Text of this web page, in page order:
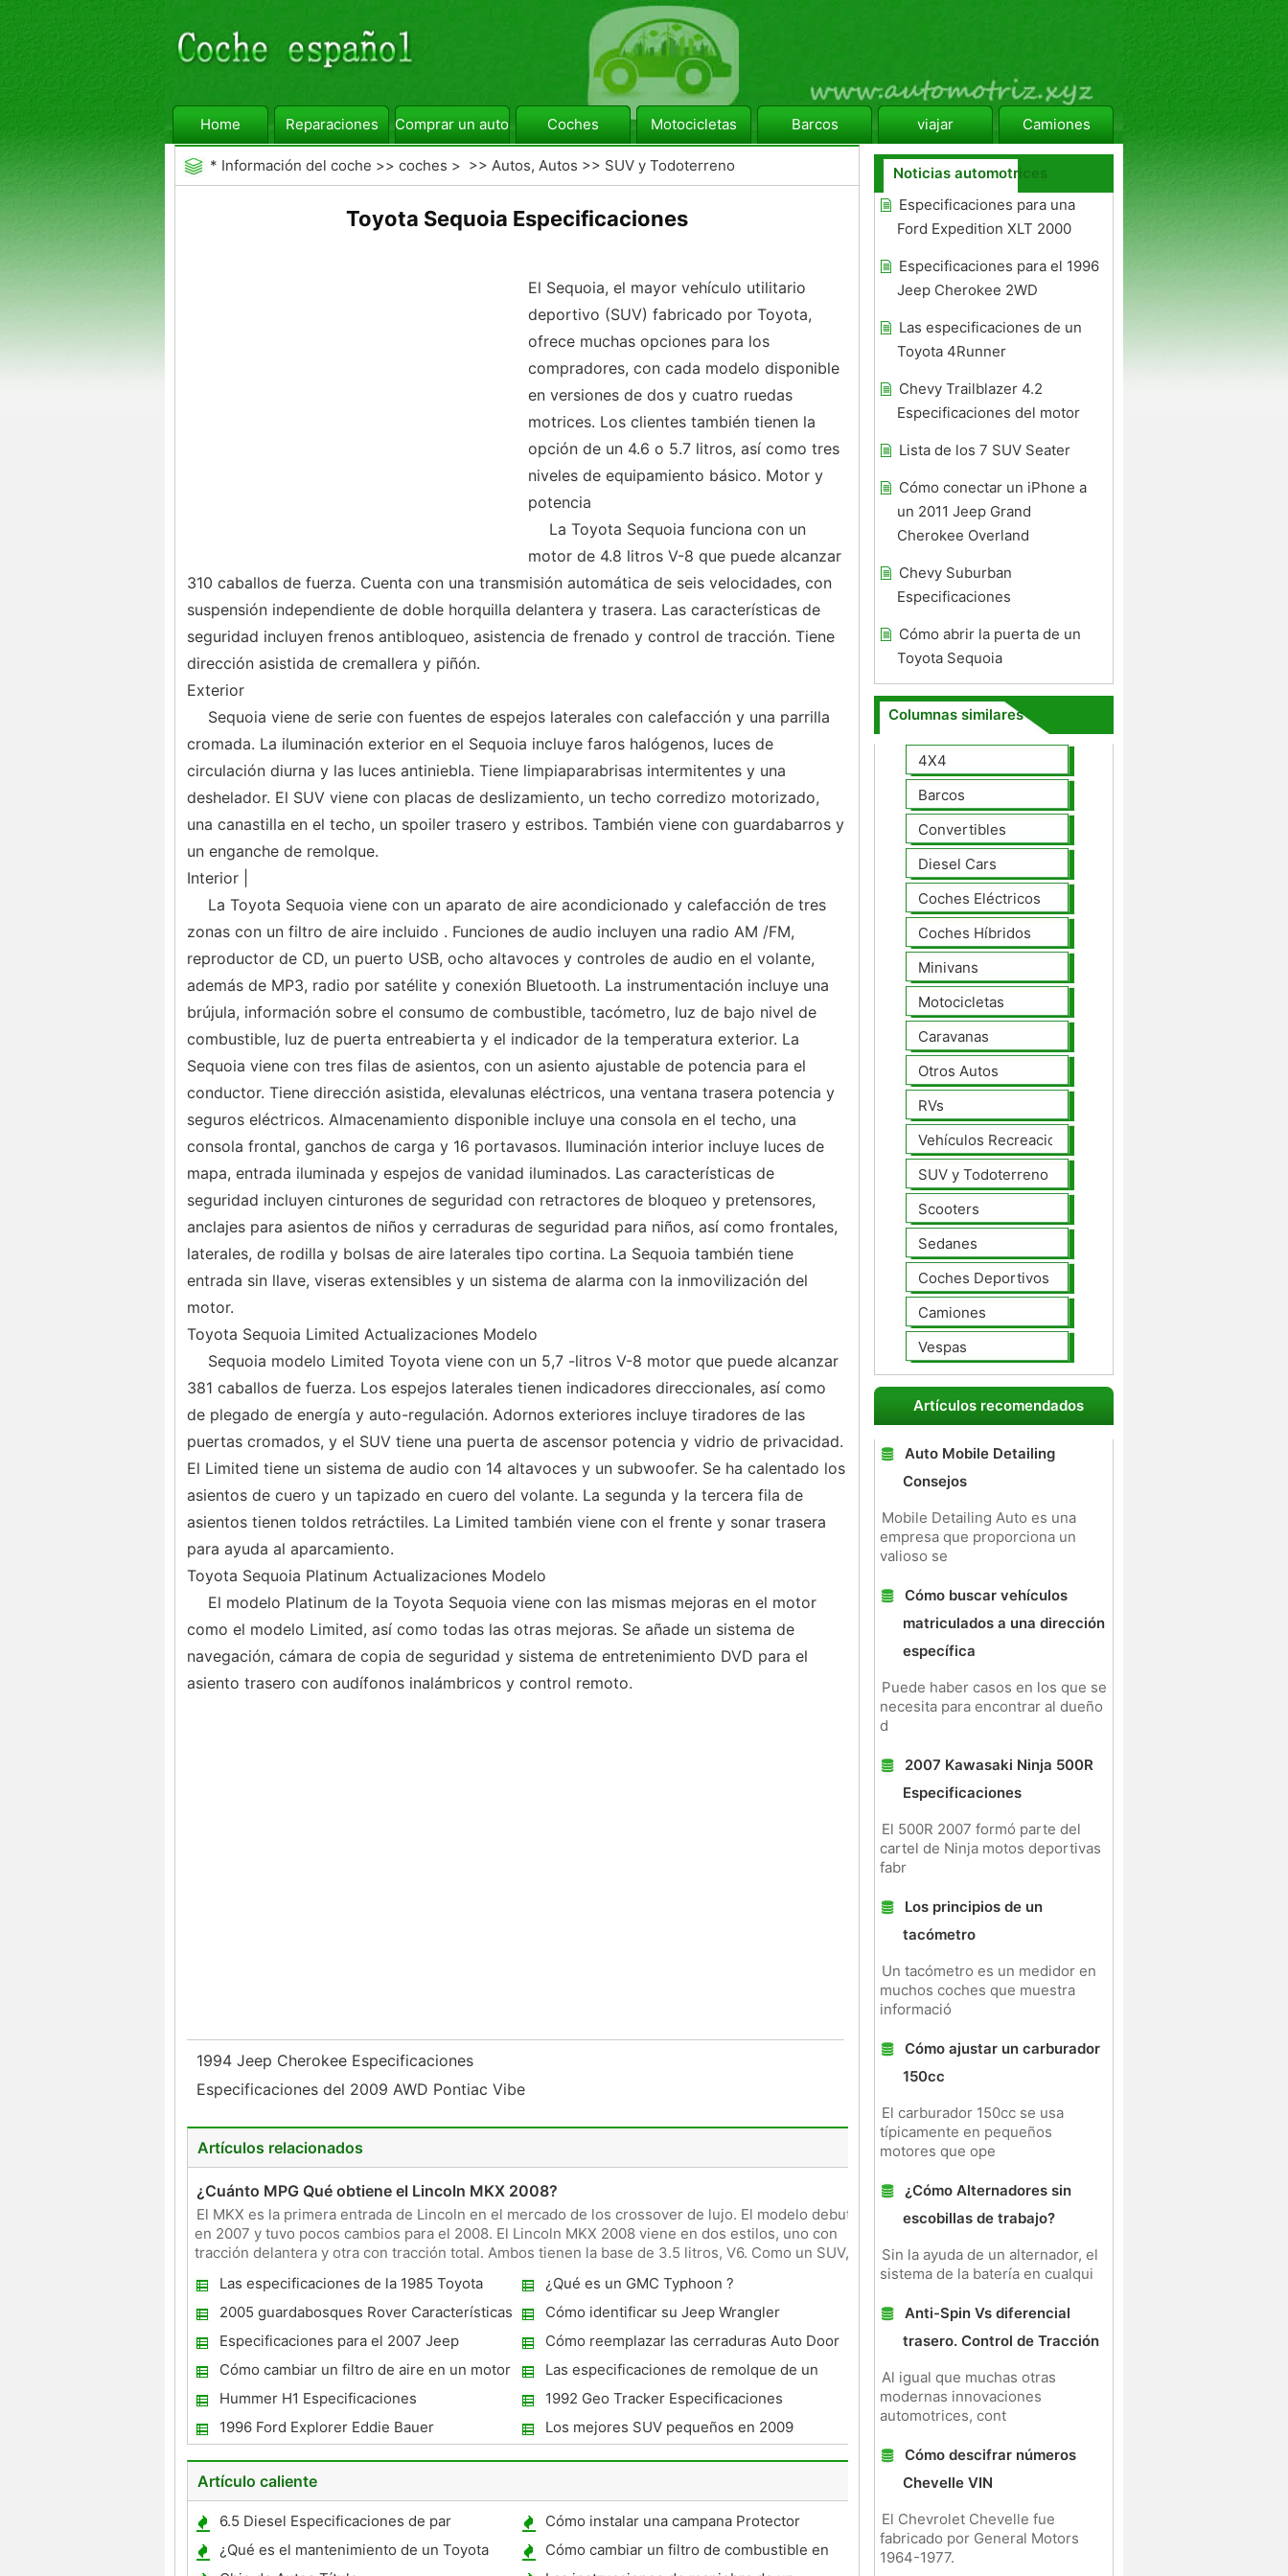
Home Reparaciones Comprar un automóvil Coches Motocicletas Barcos viajar Camiones
* Información del coche >> coches > >> Autos, Autos >> SUV y Todoterreno
Toyota Sequoia Especificaciones
El Sequoia, el mayor vehículo utilitario
deportivo (SUV) fabricado por Toyota,
ofrece muchas opciones para los
compradores, con cada modelo disponible
en versiones de dos y cuatro ruedas
motrices. Los clientes también tienen la
opción de un 4.6 o 5.7 litros, así como tres
niveles de equipamiento básico. Motor y
potencia
La Toyota Sequoia funciona con un
motor de 4.8 litros V-8 que puede alcanzar
310 caballos de fuerza. Cuenta con una transmisión automática de seis velocidades, con
suspensión independiente de doble horquilla delantera y trasera. Las características de
seguridad incluyen frenos antibloqueo, asistencia de frenado y control de tracción. Tiene
dirección asistida de cremallera y piñón.
Exterior
Sequoia viene de serie con fuentes de espejos laterales con calefacción y una parrilla
cromada. La iluminación exterior en el Sequoia incluye faros halógenos, luces de
circulación diurna y las luces antiniebla. Tiene limpiaparabrisas intermitentes y una
deshelador. El SUV viene con placas de deslizamiento, un techo corredizo motorizado,
una canastilla en el techo, un spoiler trasero y estribos. También viene con guardabarros y
un enganche de remolque.
Interior |
La Toyota Sequoia viene con un aparato de aire acondicionado y calefacción de tres
zonas con un filtro de aire incluido . Funciones de audio incluyen una radio AM /FM,
reproductor de CD, un puerto USB, ocho altavoces y controles de audio en el volante,
además de MP3, radio por satélite y conexión Bluetooth. La instrumentación incluye una
brújula, información sobre el consumo de combustible, tacómetro, luz de bajo nivel de
combustible, luz de puerta entreabierta y el indicador de la temperatura exterior. La
Sequoia viene con tres filas de asientos, con un asiento ajustable de potencia para el
conductor. Tiene dirección asistida, elevalunas eléctricos, una ventana trasera potencia y
seguros eléctricos. Almacenamiento disponible incluye una consola en el techo, una
consola frontal, ganchos de carga y 16 portavasos. Iluminación interior incluye luces de
mapa, entrada iluminada y espejos de vanidad iluminados. Las características de
seguridad incluyen cinturones de seguridad con retractores de bloqueo y pretensores,
anclajes para asientos de niños y cerraduras de seguridad para niños, así como frontales,
laterales, de rodilla y bolsas de aire laterales tipo cortina. La Sequoia también tiene
entrada sin llave, viseras extensibles y un sistema de alarma con la inmovilización del
motor.
Toyota Sequoia Limited Actualizaciones Modelo
Sequoia modelo Limited Toyota viene con un 5,7 -litros V-8 motor que puede alcanzar
381 caballos de fuerza. Los espejos laterales tienen indicadores direccionales, así como
de plegado de energía y auto-regulación. Adornos exteriores incluye tiradores de las
puertas cromados, y el SUV tiene una puerta de ascensor potencia y vidrio de privacidad.
El Limited tiene un sistema de audio con 14 altavoces y un subwoofer. Se ha calentado los
asientos de cuero y un tapizado en cuero del volante. La segunda y la tercera fila de
asientos tienen toldos retráctiles. La Limited también viene con el frente y sonar trasera
para ayuda al aparcamiento.
Toyota Sequoia Platinum Actualizaciones Modelo
El modelo Platinum de la Toyota Sequoia viene con las mismas mejoras en el motor
como el modelo Limited, así como todas las otras mejoras. Se añade un sistema de
navegación, cámara de copia de seguridad y sistema de entretenimiento DVD para el
asiento trasero con audífonos inalámbricos y control remoto.
1994 Jeep Cherokee Especificaciones
Especificaciones del 2009 AWD Pontiac Vibe
Artículos relacionados
¿Cuánto MPG Qué obtiene el Lincoln MKX 2008?
El MKX es la primera entrada de Lincoln en el mercado de los crossover de lujo. El modelo debutó
en 2007 y tuvo pocos cambios para el 2008. El Lincoln MKX 2008 viene en dos estilos, uno con
tracción delantera y otra con tracción total. Ambos tienen la base de 3.5 litros, V6. Como un SUV,
Las especificaciones de la 1985 Toyota
4Runner
¿Qué es un GMC Typhoon ?
2005 guardabosques Rover Características
Cómo identificar su Jeep Wrangler
Especificaciones para el 2007 Jeep
Wrangler Unlimited
Cómo reemplazar las cerraduras Auto Door
en un Ford Explorer
Cómo cambiar un filtro de aire en un motor
V6 de Toyota 4Runner
Las especificaciones de remolque de un
enviado
Hummer H1 Especificaciones
1992 Geo Tracker Especificaciones
1996 Ford Explorer Eddie Bauer
Especificaciones
Los mejores SUV pequeños en 2009
Artículo caliente
6.5 Diesel Especificaciones de par
Cómo instalar una campana Protector
¿Qué es el mantenimiento de un Toyota
Cómo cambiar un filtro de combustible en
Noticias automotrices
Especificaciones para una
Ford Expedition XLT 2000
Especificaciones para el 1996
Jeep Cherokee 2WD
Las especificaciones de un
Toyota 4Runner
Chevy Trailblazer 4.2
Especificaciones del motor
Lista de los 7 SUV Seater
Cómo conectar un iPhone a
un 2011 Jeep Grand
Cherokee Overland
Chevy Suburban
Especificaciones
Cómo abrir la puerta de un
Toyota Sequoia
Columnas similares
4X4
Barcos
Convertibles
Diesel Cars
Coches Eléctricos
Coches Híbridos
Minivans
Motocicletas
Caravanas
Otros Autos
RVs
Vehículos Recreacionales
SUV y Todoterreno
Scooters
Sedanes
Coches Deportivos
Camiones
Vespas
Artículos recomendados
Auto Mobile Detailing
Consejos
Mobile Detailing Auto es una
empresa que proporciona un
valioso se
Cómo buscar vehículos
matriculados a una dirección
específica
Puede haber casos en los que se
necesita para encontrar al dueño
d
2007 Kawasaki Ninja 500R
Especificaciones
El 500R 2007 formó parte del
cartel de Ninja motos deportivas
fabr
Los principios de un
tacómetro
Un tacómetro es un medidor en
muchos coches que muestra
informació
Cómo ajustar un carburador
150cc
El carburador 150cc se usa
típicamente en pequeños
motores que ope
¿Cómo Alternadores sin
escobillas de trabajo?
Sin la ayuda de un alternador, el
sistema de la batería en cualqui
Anti-Spin Vs diferencial
trasero. Control de Tracción
Al igual que muchas otras
modernas innovaciones
automotrices, cont
Cómo descifrar números
Chevelle VIN
El Chevrolet Chevelle fue
fabricado por General Motors
1964-1977.